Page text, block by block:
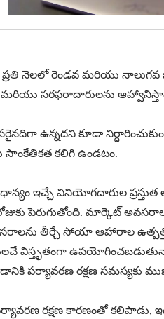
ప్రతి నెలలో రెండవ మరియు
మరియు సరఫరాదారులను
ఉన్నదని కూడా
కలిగి ఉండటం.
ఇచ్చే వినియోగదారుల
పెరుగుతోంది. మార్కెట్
తీర్చే సోయా ఆహారాల
విస్తృతంగా
పర్యావరణ రక్షణ సమస్యకు
కారణంతో కలిపాడు, ఇది